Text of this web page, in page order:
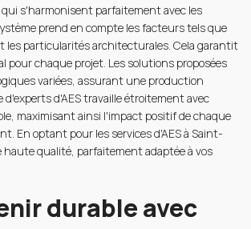
s'harmonisent parfaitement avec les
prend en compte les facteurs tels que
les particularités architecturales. Cela garantit
chaque projet. Les solutions proposées
variées, assurant une production
d'AES travaille étroitement avec
maximisant ainsi l'impact positif de chaque
En optant pour les services d'AES à Saint-
haute qualité, parfaitement adaptée à vos
durable avec